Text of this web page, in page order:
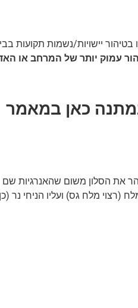
בטיהור יישויות/נשמות תקועות
עמוק יותר של המרחב או
כאן במאמר
את הסלון משום שהאנרגיות שם
מלח גס) ועליו הניחי נר